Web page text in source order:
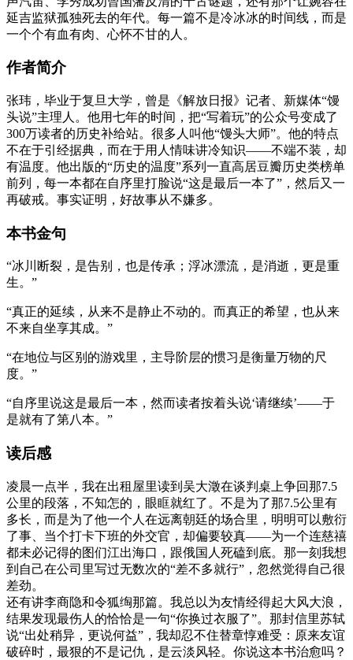
延吉监狱孤独死去的年代。每一篇不是冷冰冰的时间线，而是
一个个有血有肉、心怀不甘的人。
作者简介
张玮，毕业于复旦大学，曾是《解放日报》记者、新媒体“馒
头说”主理人。他用七年的时间，把“写着玩”的公众号变成了
300万读者的历史补给站。很多人叫他“馒头大师”。他的特点
不在于引经据典，而在于用人情味讲冷知识——不端不装，却
有温度。他出版的“历史的温度”系列一直高居豆瓣历史类榜单
前列，每一本都在自序里打脸说“这是最后一本了”，然后又一
再破戒。事实证明，好故事从不嫌多。
本书金句
“冰川断裂，是告别，也是传承；浮冰漂流，是消逝，更是重
生。”
“真正的延续，从来不是静止不动的。而真正的希望，也从来
不来自坐享其成。”
“在地位与区别的游戏里，主导阶层的惯习是衡量万物的尺
度。”
“自序里说这是最后一本，然而读者按着头说‘请继续’——于
是就有了第八本。”
读后感
凌晨一点半，我在出租屋里读到吴大澂在谈判桌上争回那7.5
公里的段落，不知怎的，眼眶就红了。不是为了那7.5公里有
多长，而是为了他一个人在远离朝廷的场合里，明明可以敷衍
了事、当个打卡下班的外交官，却偏要较真——为一个连慈禧
都未必记得的图们江出海口，跟俄国人死磕到底。那一刻我想
到自己在公司里写过无数次的“差不多就行”，忽然觉得自己很
差劲。
还有讲李商隐和令狐绹那篇。我总以为友情经得起大风大浪，
结果发现最伤人的恰恰是一句“你换过衣服了”。那封信里苏轼
说“出处稍异，更说何益”，我却忍不住替章惇难受：原来友谊
破碎时，最狠的不是记仇，是云淡风轻。你说这本书治愈吗？